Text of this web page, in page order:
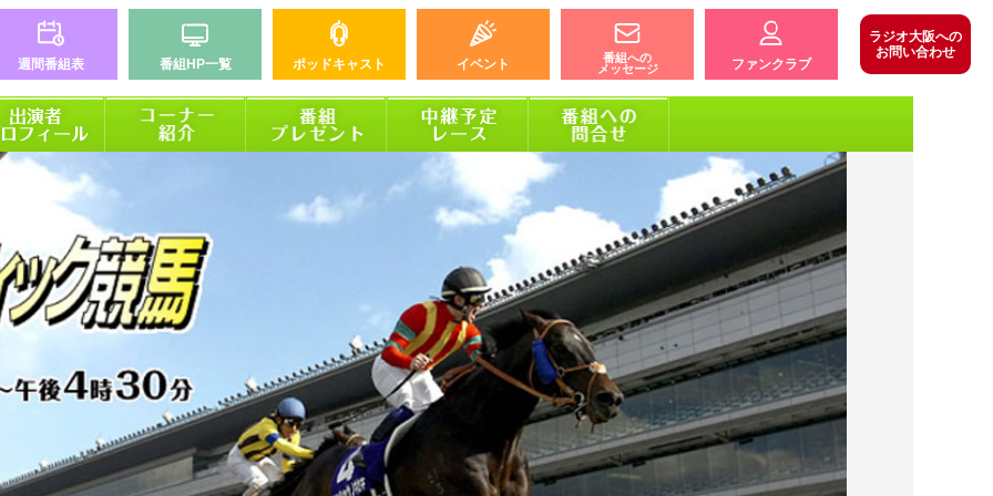
週間番組表 番組HP一覧 ポッドキャスト イベント
番組への
メッセージ
ファンクラブ
ラジオ大阪への
お問い合わせ